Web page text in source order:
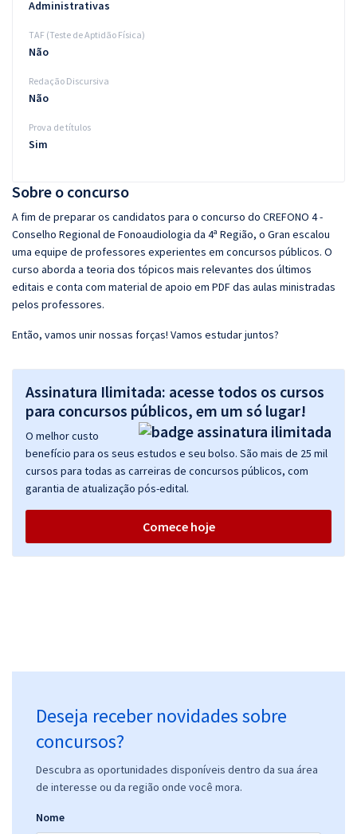
Sobre o concurso
A fim de preparar os candidatos para o concurso do CREFONO 4 -
Conselho Regional de Fonoaudiologia da 4ª Região, o Gran escalou
uma equipe de professores experientes em concursos públicos. O
curso aborda a teoria dos tópicos mais relevantes dos últimos
editais e conta com material de apoio em PDF das aulas ministradas
pelos professores.
Então, vamos unir nossas forças! Vamos estudar juntos?
Assinatura Ilimitada: acesse todos os cursos
para concursos públicos, em um só lugar!
O melhor custo
benefício para os seus estudos e seu bolso. São mais de 25 mil
cursos para todas as carreiras de concursos públicos, com
garantia de atualização pós-edital.
Comece hoje
Deseja receber novidades sobre
concursos?
Descubra as oportunidades disponíveis dentro da sua área
de interesse ou da região onde você mora.
Nome
Administrativas
TAF (Teste de Aptidão Física)
Não
Redação Discursiva
Não
Prova de títulos
Sim